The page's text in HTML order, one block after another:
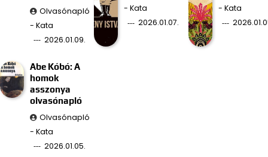
Olvasónapló
- Kata
2026.01.09.
- Kata
2026.01.07.
- Kata
Abe Kóbó: A
homok
asszonya
olvasónapló
Olvasónapló
- Kata
2026.01.05.